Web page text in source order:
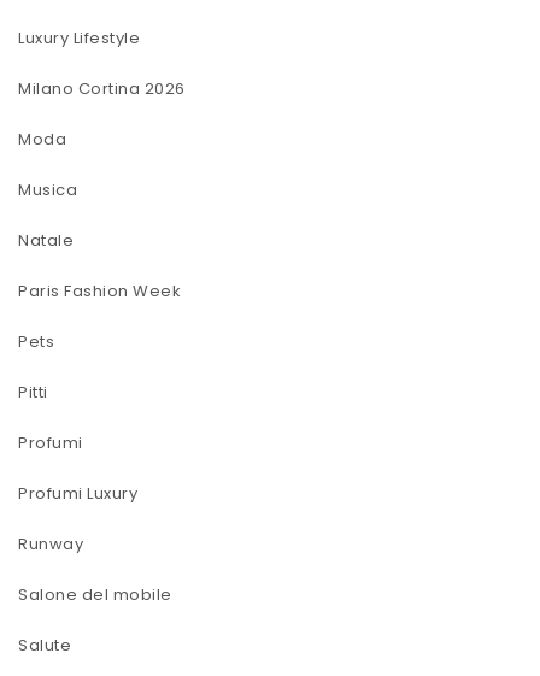
Luxury Lifestyle
Milano Cortina 2026
Moda
Musica
Natale
Paris Fashion Week
Pets
Pitti
Profumi
Profumi Luxury
Runway
Salone del mobile
Salute